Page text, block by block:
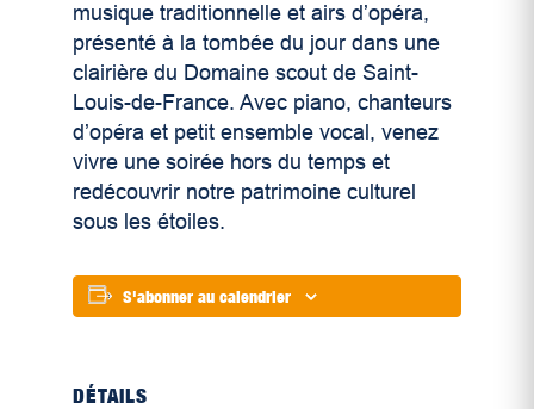
musique traditionnelle et airs d’opéra,
présenté à la tombée du jour dans une
clairière du Domaine scout de Saint-
Louis-de-France. Avec piano, chanteurs
d’opéra et petit ensemble vocal, venez
vivre une soirée hors du temps et
redécouvrir notre patrimoine culturel
sous les étoiles.
S'abonner au calendrier
DÉTAILS